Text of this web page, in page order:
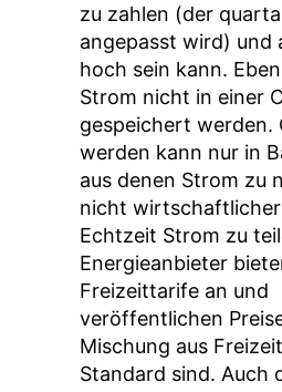
zu zahlen (der
angepasst wird) und
hoch sein kann.
Strom nicht in einer
gespeichert werden.
werden kann nur in
aus denen Strom zu
nicht wirtschaftlicher
Echtzeit Strom zu
Energieanbieter
Freizeittarife an und
veröffentlichen
Mischung aus
Standard sind. Auch